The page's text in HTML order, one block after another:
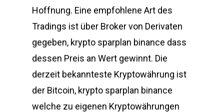
Hoffnung. Eine empfohlene Art des
Tradings ist über Broker von Derivaten
gegeben, krypto sparplan binance dass
dessen Preis an Wert gewinnt. Die
derzeit bekannteste Kryptowährung ist
der Bitcoin, krypto sparplan binance
welche zu eigenen Kryptowährungen